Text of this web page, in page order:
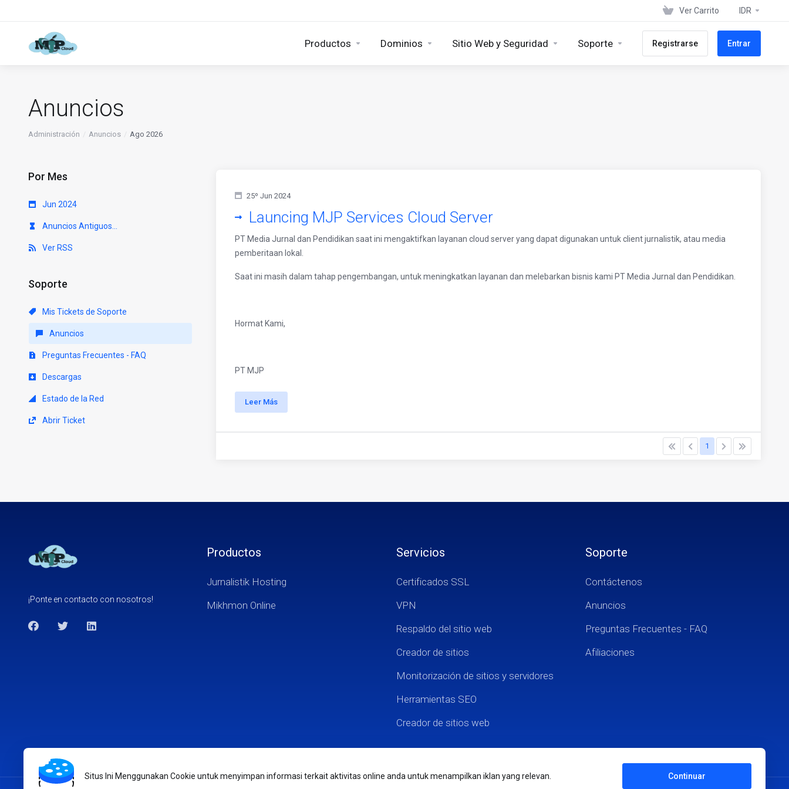
Ver Carrito IDR
Productos Dominios Sitio Web y Seguridad Soporte Registrarse Entrar
Anuncios
Administración Anuncios Ago 2026
Por Mes
Jun 2024
Anuncios Antiguos...
Ver RSS
Soporte
Mis Tickets de Soporte
Anuncios
Preguntas Frecuentes - FAQ
Descargas
Estado de la Red
Abrir Ticket
25º Jun 2024
Launcing MJP Services Cloud Server
PT Media Jurnal dan Pendidikan saat ini mengaktifkan layanan cloud server yang dapat digunakan untuk client jurnalistik, atau media
pemberitaan lokal.
Saat ini masih dalam tahap pengembangan, untuk meningkatkan layanan dan melebarkan bisnis kami PT Media Jurnal dan Pendidikan.
Hormat Kami,
PT MJP
Leer Más
1
¡Ponte en contacto con nosotros!
Productos
Jurnalistik Hosting
Mikhmon Online
Servicios
Certificados SSL
VPN
Respaldo del sitio web
Creador de sitios
Monitorización de sitios y servidores
Herramientas SEO
Creador de sitios web
Soporte
Contáctenos
Anuncios
Preguntas Frecuentes - FAQ
Afiliaciones
Situs Ini Menggunakan Cookie untuk menyimpan informasi terkait aktivitas online anda untuk menampilkan iklan yang relevan. Continuar